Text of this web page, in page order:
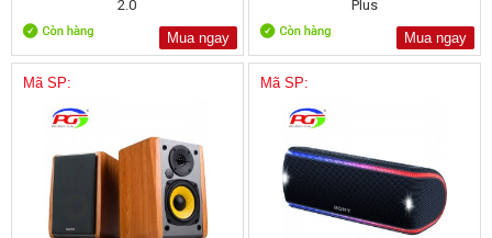
2.0
Mua ngay
Plus
Mua ngay
Mã SP: Mã SP: